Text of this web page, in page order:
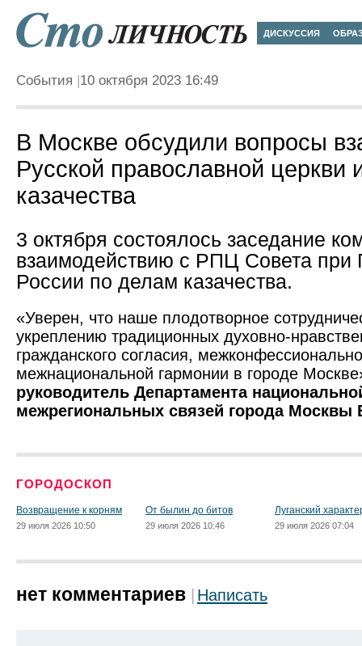
ДИСКУССИЯ
События 10 октября 2023 16:49
В Москве обсудили вопросы
Русской православной церкви
казачества
3 октября состоялось заседание
взаимодействию с РПЦ Совета при
России по делам казачества.
«Уверен, что наше плодотворное
укреплению традиционных духовно-
гражданского согласия,
межнациональной гармонии в городе
руководитель Департамента
межрегиональных связей города Москвы
ГОРОДОСКОП
Возвращение к корням
29 июля 2026 10:50
От былин до битов
29 июля 2026 10:46
Луганский
29 июля 2026 07:04
нет комментариев Написать